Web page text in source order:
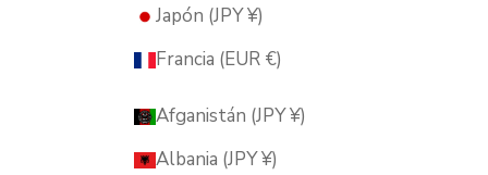
Japón (JPY ¥)
Francia (EUR €)
Afganistán (JPY ¥)
Albania (JPY ¥)